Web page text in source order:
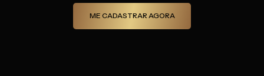
ME CADASTRAR AGORA